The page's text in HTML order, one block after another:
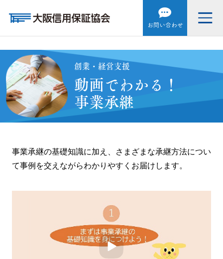
お問い合わせ
創業・経営支援
動画でわかる！
事業承継
事業承継の基礎知識に加え、さまざまな承継方法につい
て事例を交えながらわかりやすくお届けします。